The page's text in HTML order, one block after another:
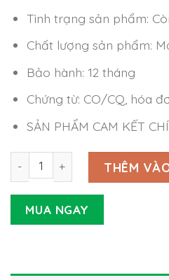
Tình trạng sản phẩm:
Chất lượng sản phẩm:
Bảo hành: 12 tháng
Chứng từ: CO/CQ, hóa
SẢN PHẨM CAM KẾT
Nguồn LED Driver Meanwell
THÊM
MUA NGAY